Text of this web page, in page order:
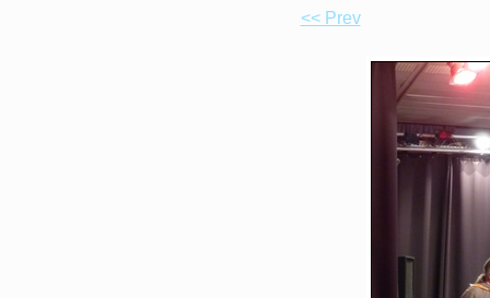
<< Prev